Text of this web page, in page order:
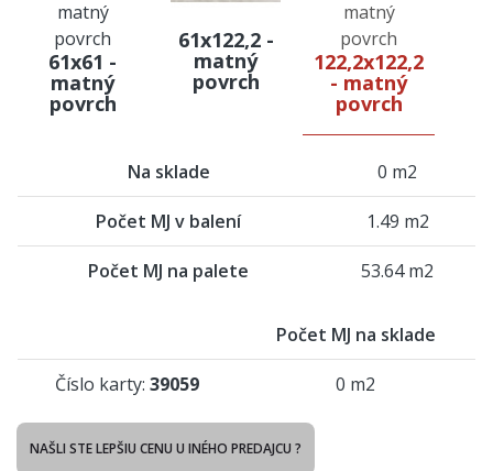
61x61 -
matný
povrch
61x122,2 -
matný
povrch
122,2x122,2
- matný
povrch
Na sklade 0 m2
Počet MJ v balení 1.49 m2
Počet MJ na palete 53.64 m2
Počet MJ na sklade
Číslo karty: 39059 0 m2
NAŠLI STE LEPŠIU CENU U INÉHO PREDAJCU ?